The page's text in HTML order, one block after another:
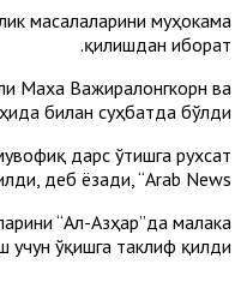
масалаларини муҳокама
қилишдан иборат.
Маха Важиралонгкорн ва
билан суҳбатда бўлди.
дарс ўтишга рухсат
деб ёзади, “Arab News”.
“Ал-Азҳар”да малака
учун ўқишга таклиф қилди.